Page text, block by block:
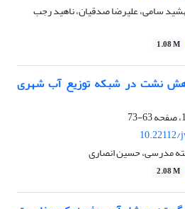
سامی، علیرضا صدقیان، ناهید رجب
1.08 M
نشت در شبکه‌ توزیع آب شهری
63-73
10.22112/
مدرسی، حسین انصاری
2.08 M